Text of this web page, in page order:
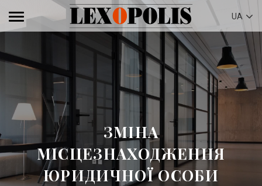
UA
ЗМІНА
МІСЦЕЗНАХОДЖЕННЯ
ЮРИДИЧНОЇ ОСОБИ